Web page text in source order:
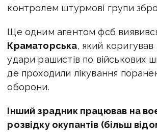
контролем штурмові групи
Ще одним агентом фсб
Краматорська, який коригував
удари рашистів по військових
де проходили лікування
оборони.
Інший зрадник працював на
розвідку окупантів (більш